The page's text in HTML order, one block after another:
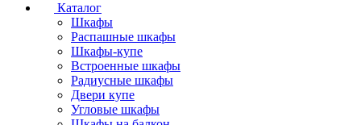
Каталог
Шкафы
Распашные шкафы
Шкафы-купе
Встроенные шкафы
Радиусные шкафы
Двери купе
Угловые шкафы